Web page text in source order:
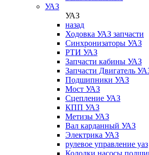
УАЗ
УАЗ
назад
Ходовка УАЗ запчасти
Синхронизаторы УАЗ
РТИ УАЗ
Запчасти кабины УАЗ
Запчасти Двигатель
Подшипники УАЗ
Мост УАЗ
Сцепление УАЗ
КПП УАЗ
Метизы УАЗ
Вал карданный УАЗ
Электрика УАЗ
рулевое управление уаз